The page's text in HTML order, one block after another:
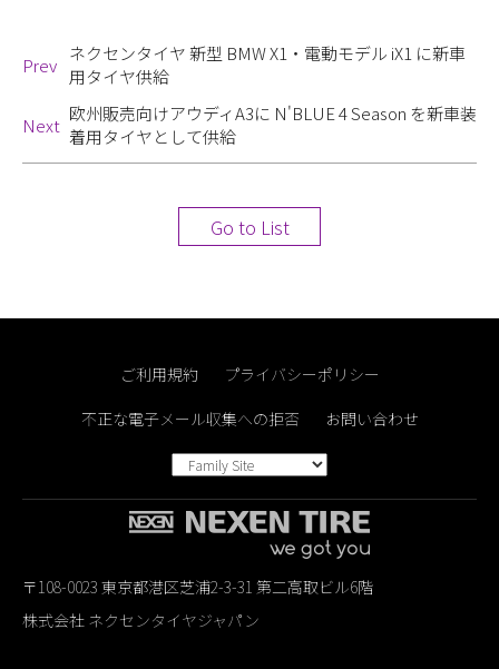
Prev
ネクセンタイヤ 新型 BMW X1・電動モデル iX1 に新車
用タイヤ供給
Next
欧州販売向けアウディA3に N'BLUE 4 Season を新車装
着用タイヤとして供給
Go to List
ご利用規約
プライバシーポリシー
不正な電子メール収集への拒否
お問い合わせ
〒108-0023 東京都港区芝浦2-3-31 第二高取ビル6階
株式会社 ネクセンタイヤジャパン